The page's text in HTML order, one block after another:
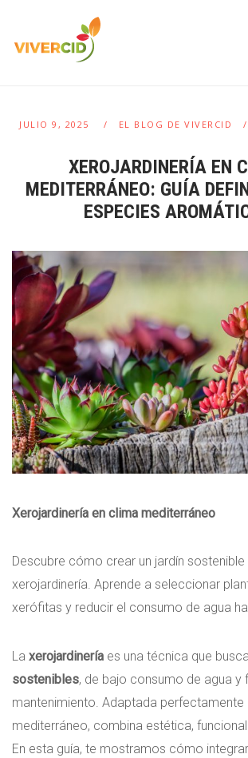
JULIO 9, 2025 EL BLOG DE VIVERCID
XEROJARDINERÍA EN
MEDITERRÁNEO: GUÍA
ESPECIES
Xerojardinería en clima mediterráneo
Descubre cómo crear un jardín sostenible
xerojardinería. Aprende a seleccionar
xerófitas y reducir el consumo de agua
La xerojardinería es una técnica que
sostenibles, de bajo consumo de agua y
mantenimiento. Adaptada perfectamente
mediterráneo, combina estética,
En esta guía, te mostramos cómo integrar